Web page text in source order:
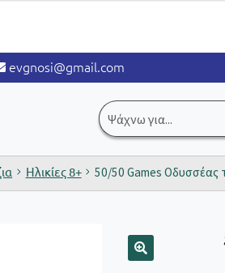
evgnosi@gmail.com
Αναζήτηση
για:
Ηλικίες 8+ 50/50 Games Οδυσσέας